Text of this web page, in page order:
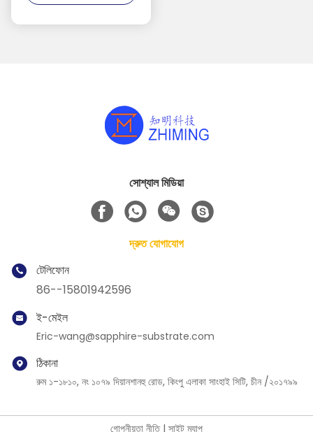
সোশ্যাল মিডিয়া
দ্রুত যোগাযোগ
টেলিফোন
86--15801942596
ই-মেইল
Eric-wang@sapphire-substrate.com
ঠিকানা
রুম ১-১৮১০, নং ১০৭৯ দিয়ানশানহু রোড, কিংপু এলাকা সাংহাই সিটি, চীন /২০১৭৯৯
গোপনীয়তা নীতি| সাইট ম্যাপ